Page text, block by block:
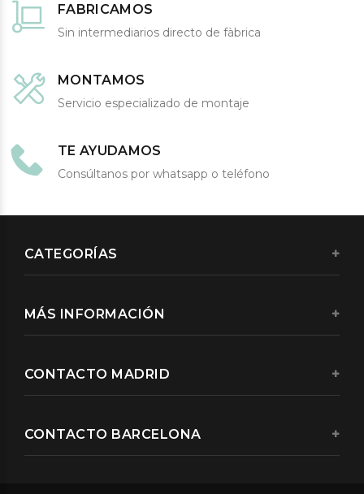
FABRICAMOS
Sin intermediarios directo de fàbrica
MONTAMOS
Servicio especializado de montaje
TE AYUDAMOS
Consúltanos por whatsapp o teléfono
CATEGORÍAS
MÁS INFORMACIÓN
CONTACTO MADRID
CONTACTO BARCELONA